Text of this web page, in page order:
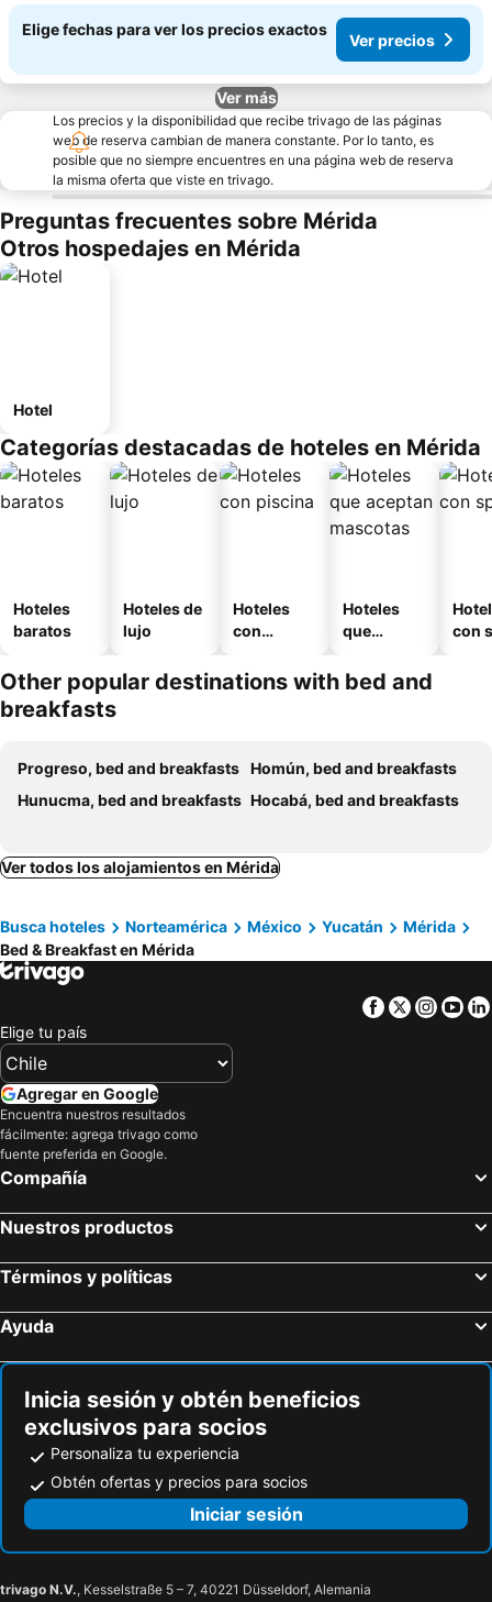
Elige fechas para ver los precios exactos
Ver precios
Ver más
Los precios y la disponibilidad que recibe trivago de las páginas
web de reserva cambian de manera constante. Por lo tanto, es
posible que no siempre encuentres en una página web de reserva
la misma oferta que viste en trivago.
Preguntas frecuentes sobre Mérida
Otros hospedajes en Mérida
Hotel
Categorías destacadas de hoteles en Mérida
Hoteles
baratos
Hoteles de
lujo
Hoteles
con
Hoteles
que
mascotas
con
Other popular destinations with bed and
breakfasts
Progreso, bed and breakfasts Homún, bed and breakfasts
Hunucma, bed and breakfasts Hocabá, bed and breakfasts
Ver todos los alojamientos en Mérida
Busca hoteles Norteamérica México Yucatán
Mérida
Bed & Breakfast en Mérida
Facebook
Twitter
Elige tu país
Agregar en Google
Encuentra nuestros resultados
fácilmente: agrega trivago como
fuente preferida en Google.
Compañía
Nuestros productos
Términos y políticas
Ayuda
Inicia sesión y obtén beneficios
exclusivos para socios
Personaliza tu experiencia
Obtén ofertas y precios para socios
Iniciar sesión
trivago N.V., Kesselstraße 5 – 7, 40221 Düsseldorf, Alemania